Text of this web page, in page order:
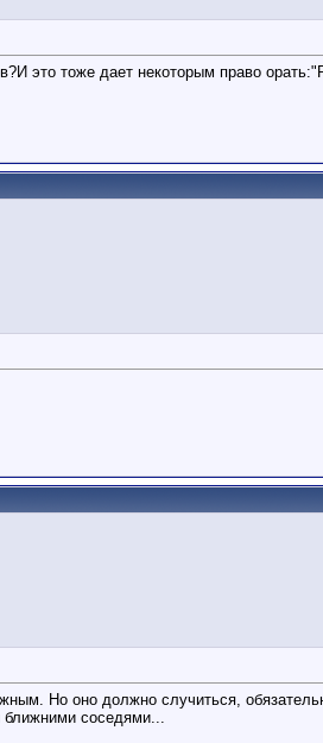
это тоже дает некоторым право
Но оно должно случиться,
ближними соседями...